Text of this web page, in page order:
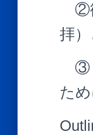
②
拝
③
た